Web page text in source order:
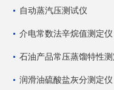
自动蒸汽压测试仪
介电常数法辛烷值测定仪
石油产品常压蒸馏特性
润滑油硫酸盐灰分测定仪